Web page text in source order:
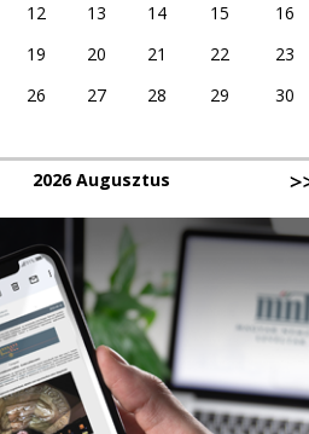
12 13 14 15
16
19 20 21 22
23
26 27 28 29
30
2026 Augusztus